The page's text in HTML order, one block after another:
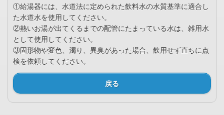
①給湯器には、水道法に定められた飲料水の水質基準に適合し
た水道水を使用してください。
②熱いお湯が出てくるまでの配管にたまっている水は、雑用水
として使用してください。
③固形物や変色、濁り、異臭があった場合、飲用せず直ちに点
検を依頼してください。
戻る